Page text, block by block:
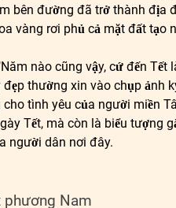
bên đường đã trở thành địa
vàng rơi phủ cả mặt đất tạo
nào cũng vậy, cứ đến Tết
thường xin vào chụp ảnh
tình yêu của người miền
Tết, mà còn là biểu tượng
người dân nơi đây.
phương Nam